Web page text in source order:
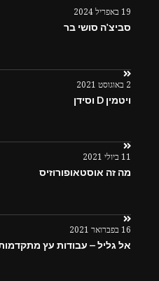
19 באפריל 2024
סביצ'ה סושי בר
2 באוגוסט 2021
ויטמין D וסידן
11 ביולי 2021
מה זה אוסטאופורוזיס
16 בפברואר 2021
אל גליל – עבודות עץ